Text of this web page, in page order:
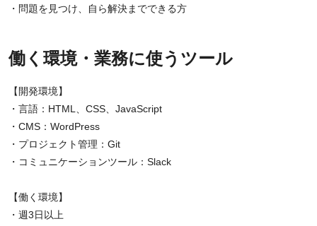
・問題を見つけ、自ら解決までできる方
働く環境・業務に使うツール
【開発環境】
・言語：HTML、CSS、JavaScript
・CMS：WordPress
・プロジェクト管理：Git
・コミュニケーションツール：Slack
【働く環境】
・週3日以上